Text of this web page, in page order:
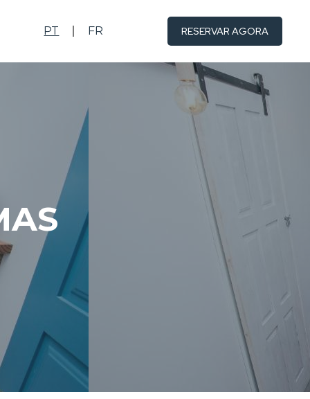
PT FR RESERVAR AGORA